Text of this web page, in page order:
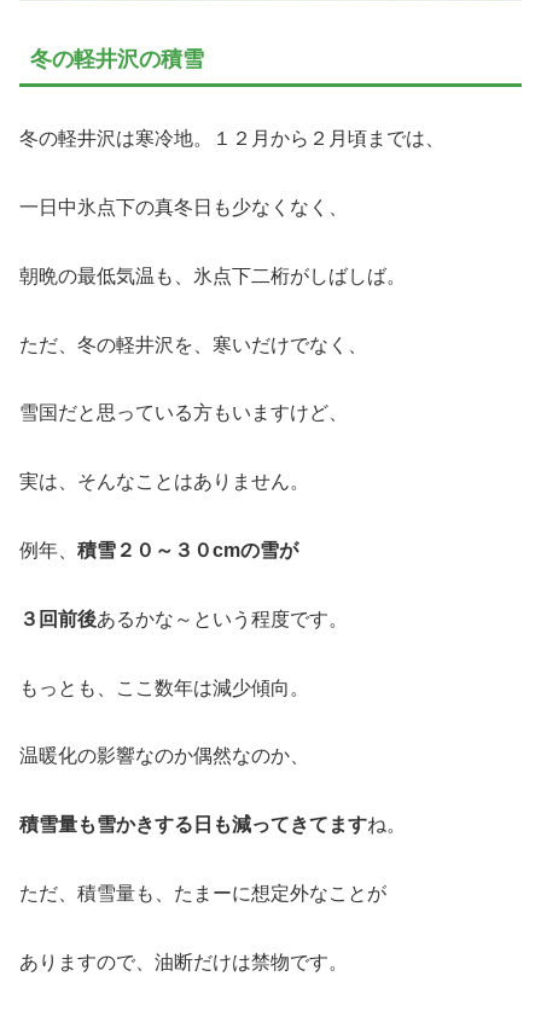
冬の軽井沢の積雪
冬の軽井沢は寒冷地。１２月から２月頃までは、
一日中氷点下の真冬日も少なくなく、
朝晩の最低気温も、氷点下二桁がしばしば。
ただ、冬の軽井沢を、寒いだけでなく、
雪国だと思っている方もいますけど、
実は、そんなことはありません。
例年、 積雪２０～３０cmの雪が
３回前後あるかな～という程度です。
もっとも、ここ数年は減少傾向。
温暖化の影響なのか偶然なのか、
積雪量も雪かきする日も減ってきてますね。
ただ、積雪量も、たまーに想定外なことが
ありますので、油断だけは禁物です。